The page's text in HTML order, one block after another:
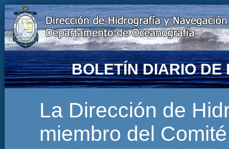
BOLETÍN DIARIO DE
La Dirección de
miembro del